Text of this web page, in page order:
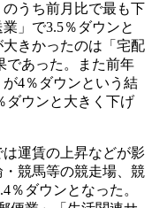
うち前月比で最も下
」で3.5％ダウンと
きかったのは「宅配
であった。また前年
4％ダウンという結
ダウンと大きく下げ
運賃の上昇などが影
競馬等の競走場、競
％ダウンとなった。